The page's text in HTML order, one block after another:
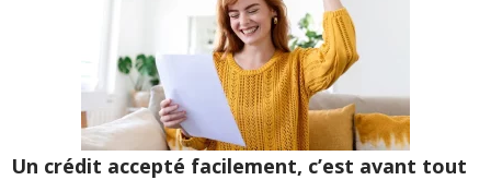
Un crédit accepté facilement, c’est avant tout